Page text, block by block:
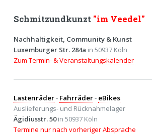
Schmitzundkunzt "im Veedel"
Nachhaltigkeit, Community & Kunst
Luxemburger Str. 284a in 50937 Köln
Zum Termin- & Veranstaltungskalender
Lastenräder- Fahrräder- eBikes
Auslieferungs- und Rücknahmelager
Ägidiusstr. 50in 50937 Köln
Termine nur nach vorheriger Absprache